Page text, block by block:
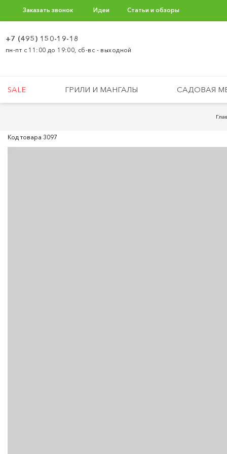
Заказать звонок Идеи Статьи и обзоры
+7 (495) 150-19-18
пн-пт с 11:00 до 19:00, сб-вс - выходной
SALE ГРИЛИ И МАНГАЛЫ САДОВАЯ
Код товара 3097